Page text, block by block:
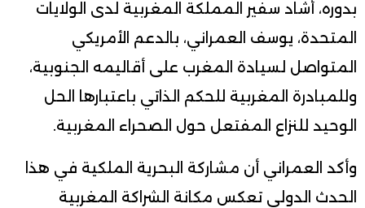
بدوره، أشاد سفير المملكة المغربية لدى الولايات
المتحدة، يوسف العمراني، بالدعم الأمريكي
المتواصل لسيادة المغرب على أقاليمه الجنوبية،
وللمبادرة المغربية للحكم الذاتي باعتبارها الحل
الوحيد للنزاع المفتعل حول الصحراء المغربية.
وأكد العمراني أن مشاركة البحرية الملكية في هذا
الحدث الدولي تعكس مكانة الشراكة المغربية